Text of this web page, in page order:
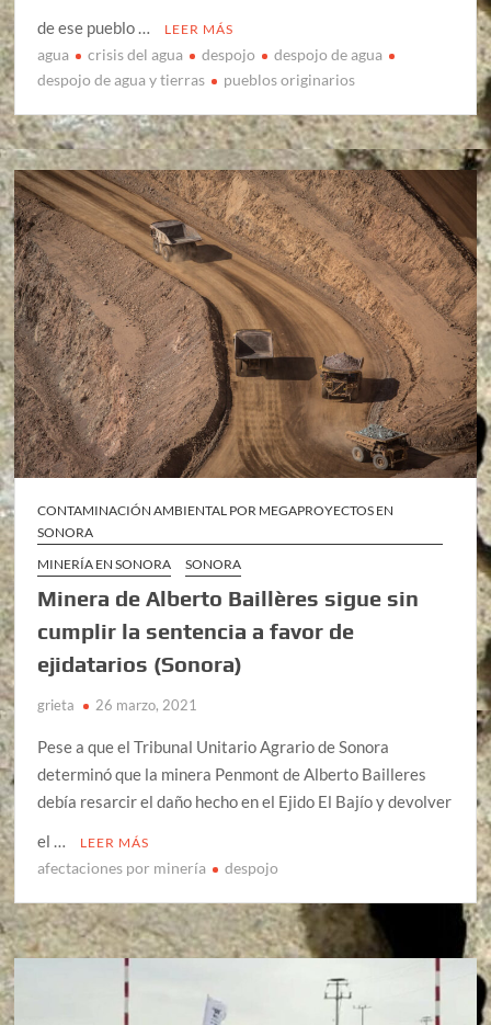
de ese pueblo …
LEER MÁS
agua crisis del agua despojo
despojo de agua
despojo de agua y tierras
pueblos originarios
CONTAMINACIÓN AMBIENTAL POR MEGAPROYECTOS EN
SONORA
MINERÍA EN SONORA
SONORA
Minera de Alberto Baillères sigue sin
cumplir la sentencia a favor de
ejidatarios (Sonora)
grieta 26 marzo, 2021
Pese a que el Tribunal Unitario Agrario de Sonora
determinó que la minera Penmont de Alberto Bailleres
debía resarcir el daño hecho en el Ejido El Bajío y devolver
el …
LEER MÁS
afectaciones por minería despojo